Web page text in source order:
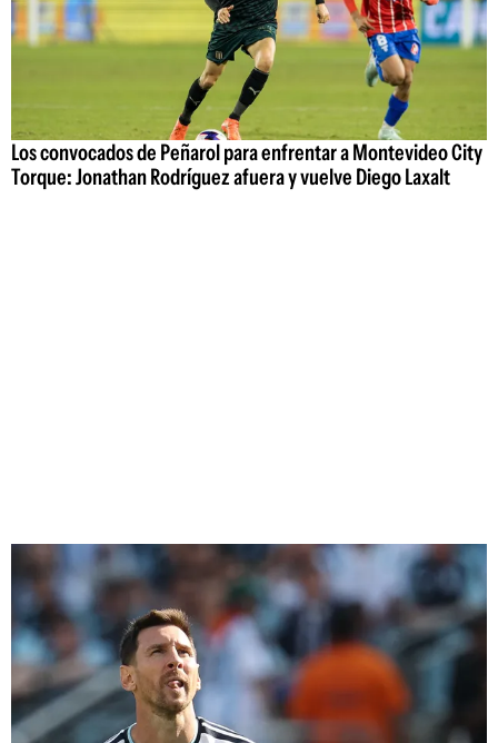
Los convocados de Peñarol para enfrentar a Montevideo City
Torque: Jonathan Rodríguez afuera y vuelve Diego Laxalt